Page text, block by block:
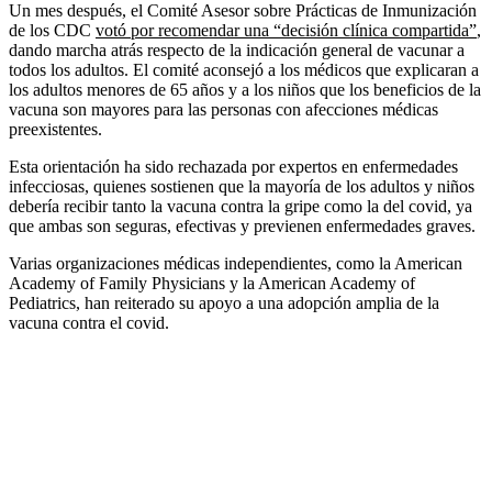
Un mes después, el Comité Asesor sobre Prácticas de Inmunización
de los CDC votó por recomendar una “decisión clínica compartida”,
dando marcha atrás respecto de la indicación general de vacunar a
todos los adultos. El comité aconsejó a los médicos que explicaran a
los adultos menores de 65 años y a los niños que los beneficios de la
vacuna son mayores para las personas con afecciones médicas
preexistentes.
Esta orientación ha sido rechazada por expertos en enfermedades
infecciosas, quienes sostienen que la mayoría de los adultos y niños
debería recibir tanto la vacuna contra la gripe como la del covid, ya
que ambas son seguras, efectivas y previenen enfermedades graves.
Varias organizaciones médicas independientes, como la American
Academy of Family Physicians y la American Academy of
Pediatrics, han reiterado su apoyo a una adopción amplia de la
vacuna contra el covid.